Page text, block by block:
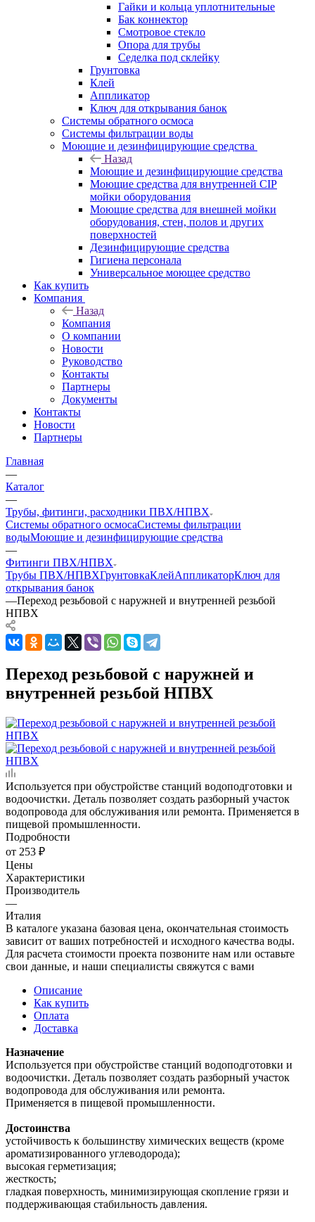
Гайки и кольца уплотнительные
Бак коннектор
Смотровое стекло
Опора для трубы
Седелка под склейку
Грунтовка
Клей
Аппликатор
Ключ для открывания банок
Системы обратного осмоса
Системы фильтрации воды
Моющие и дезинфицирующие средства
Назад
Моющие и дезинфицирующие средства
Моющие средства для внутренней CIP
мойки оборудования
Моющие средства для внешней мойки
оборудования, стен, полов и других
поверхностей
Дезинфицирующие средства
Гигиена персонала
Универсальное моющее средство
Как купить
Компания
Назад
Компания
О компании
Новости
Руководство
Контакты
Партнеры
Документы
Контакты
Новости
Партнеры
Главная
—
Каталог
—
Трубы, фитинги, расходники ПВХ/НПВХ
Системы обратного осмосаСистемы фильтрации
водыМоющие и дезинфицирующие средства
—
Фитинги ПВХ/НПВХ
Трубы ПВХ/НПВХГрунтовкаКлейАппликаторКлюч для
открывания банок
—Переход резьбовой с наружней и внутренней резьбой
НПВХ
Переход резьбовой с наружней и
внутренней резьбой НПВХ
Используется при обустройстве станций водоподготовки и
водоочистки. Деталь позволяет создать разборный участок
водопровода для обслуживания или ремонта. Применяется в
пищевой промышленности.
Подробности
от 253 ₽
Цены
Характеристики
Производитель
—
Италия
В каталоге указана базовая цена, окончательная стоимость
зависит от ваших потребностей и исходного качества воды.
Для расчета стоимости проекта позвоните нам или оставьте
свои данные, и наши специалисты свяжутся с вами
Описание
Как купить
Оплата
Доставка
Назначение
Используется при обустройстве станций водоподготовки и
водоочистки. Деталь позволяет создать разборный участок
водопровода для обслуживания или ремонта.
Применяется в пищевой промышленности.
Достоинства
устойчивость к большинству химических веществ (кроме
ароматизированного углеводорода);
высокая герметизация;
жесткость;
гладкая поверхность, минимизирующая скопление грязи и
поддерживающая стабильность давления.